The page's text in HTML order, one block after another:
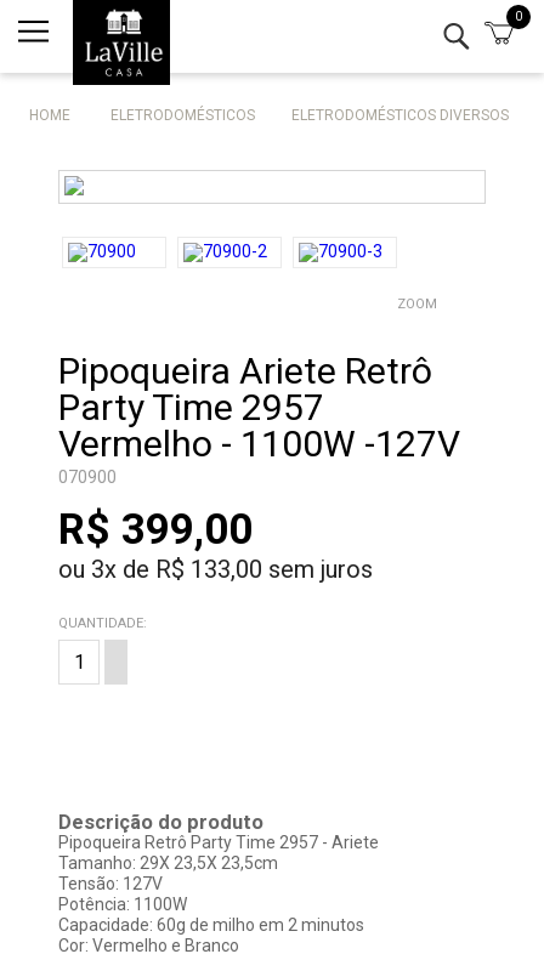
0
Minha conta
Lista de Presentes
Cozinha
Decor
Kits
Marcas
HOME ELETRODOMÉSTICOS ELETRODOMÉSTICOS DIVERSOS
ZOOM
Pipoqueira Ariete Retrô
Party Time 2957
Vermelho - 1100W -127V
070900
R$ 399,00
ou 3x de R$ 133,00 sem juros
QUANTIDADE:
Descrição do produto
Pipoqueira Retrô Party Time 2957 - Ariete
Tamanho: 29X 23,5X 23,5cm
Tensão: 127V
Potência: 1100W
Capacidade: 60g de milho em 2 minutos
Cor: Vermelho e Branco